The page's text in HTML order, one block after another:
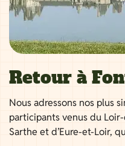
Retour à
Nous adressons nos plus
participants venus du
Sarthe et d’Eure-et-Loir,